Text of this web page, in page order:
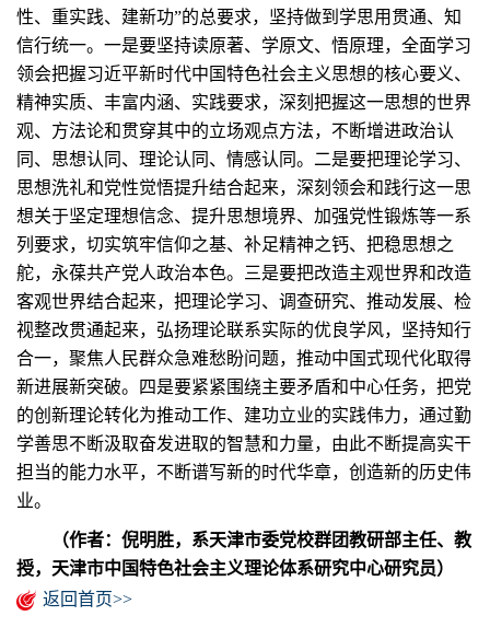
性、重实践、建新功”的总要求，坚持做到学思用贯通、知
信行统一。一是要坚持读原著、学原文、悟原理，全面学习
领会把握习近平新时代中国特色社会主义思想的核心要义、
精神实质、丰富内涵、实践要求，深刻把握这一思想的世界
观、方法论和贯穿其中的立场观点方法，不断增进政治认
同、思想认同、理论认同、情感认同。二是要把理论学习、
思想洗礼和党性觉悟提升结合起来，深刻领会和践行这一思
想关于坚定理想信念、提升思想境界、加强党性锻炼等一系
列要求，切实筑牢信仰之基、补足精神之钙、把稳思想之
舵，永葆共产党人政治本色。三是要把改造主观世界和改造
客观世界结合起来，把理论学习、调查研究、推动发展、检
视整改贯通起来，弘扬理论联系实际的优良学风，坚持知行
合一，聚焦人民群众急难愁盼问题，推动中国式现代化取得
新进展新突破。四是要紧紧围绕主要矛盾和中心任务，把党
的创新理论转化为推动工作、建功立业的实践伟力，通过勤
学善思不断汲取奋发进取的智慧和力量，由此不断提高实干
担当的能力水平，不断谱写新的时代华章，创造新的历史伟
业。
（作者：倪明胜，系天津市委党校群团教研部主任、教
授，天津市中国特色社会主义理论体系研究中心研究员）
返回首页>>